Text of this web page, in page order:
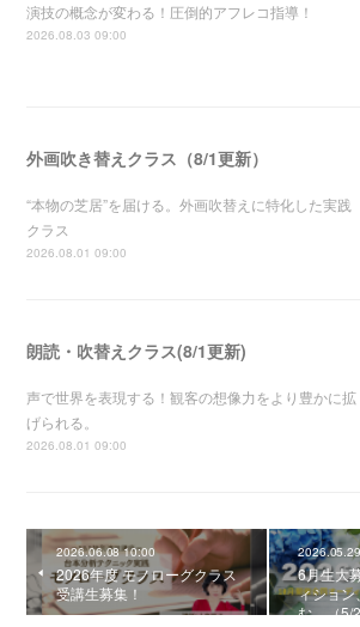
演技の概念が変わる！圧倒的アフレコ指導！
2026.08.03 09:00
外画吹き替えクラス（8/1更新）
“本物の芝居”を届ける。外画吹替えに特化した実践
クラス
2026.08.01 09:00
朗読・吹替えクラス(8/1更新)
声で世界を表現する！観客の想像力をより豊かに拡
げられる。
2026.08.01 09:00
2026.06.08 10:00
2026年度 モノローグクラス
受講生募集！
6月生大
ィション
む。（5/